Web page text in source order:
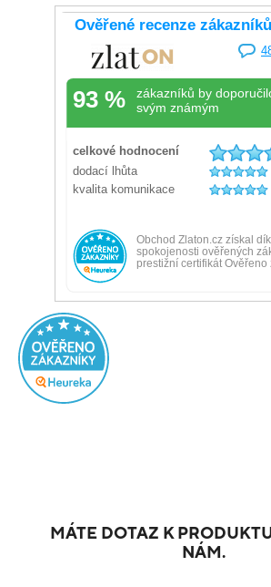
MÁTE DOTAZ K
NÁM.